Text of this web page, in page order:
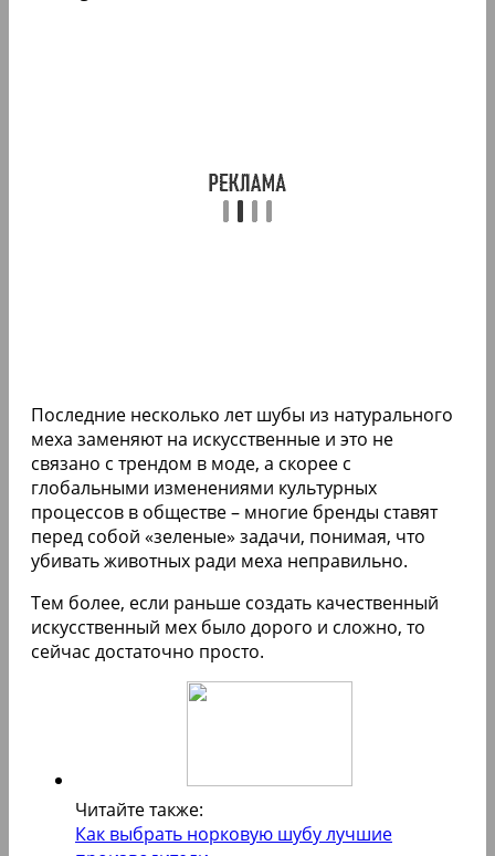
Последние несколько лет шубы из натурального
меха заменяют на искусственные и это не
связано с трендом в моде, а скорее с
глобальными изменениями культурных
процессов в обществе – многие бренды ставят
перед собой «зеленые» задачи, понимая, что
убивать животных ради меха неправильно.
Тем более, если раньше создать качественный
искусственный мех было дорого и сложно, то
сейчас достаточно просто.
Читайте также:
Как выбрать норковую шубу лучшие